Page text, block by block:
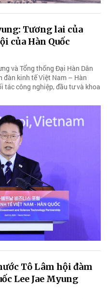
Tương lai của
của Hàn Quốc
và Tổng thống Đại Hàn Dân
đàn kinh tế Việt Nam – Hàn
tác công nghiệp, đầu tư và khoa
Tô Lâm hội đàm
Lee Jae Myung